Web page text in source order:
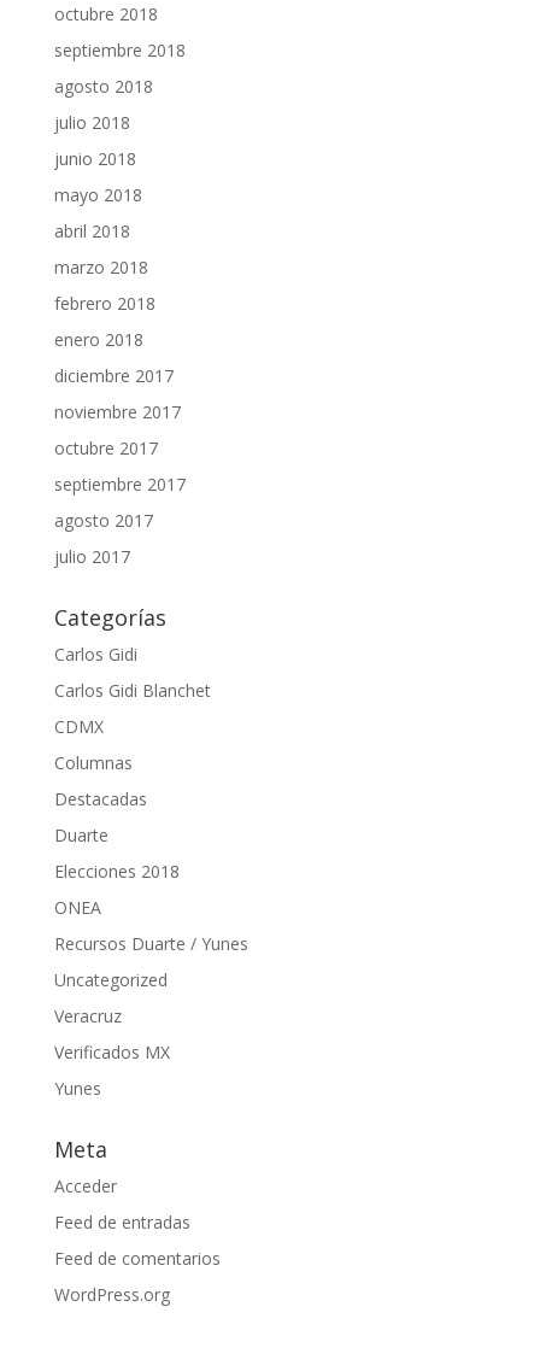
octubre 2018
septiembre 2018
agosto 2018
julio 2018
junio 2018
mayo 2018
abril 2018
marzo 2018
febrero 2018
enero 2018
diciembre 2017
noviembre 2017
octubre 2017
septiembre 2017
agosto 2017
julio 2017
Categorías
Carlos Gidi
Carlos Gidi Blanchet
CDMX
Columnas
Destacadas
Duarte
Elecciones 2018
ONEA
Recursos Duarte / Yunes
Uncategorized
Veracruz
Verificados MX
Yunes
Meta
Acceder
Feed de entradas
Feed de comentarios
WordPress.org